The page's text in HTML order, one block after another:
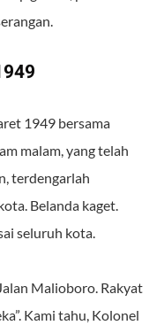
1949 bersama
malam, yang telah
terdengarlah
Belanda kaget.
seluruh kota.
Malioboro. Rakyat
Kami tahu, Kolonel